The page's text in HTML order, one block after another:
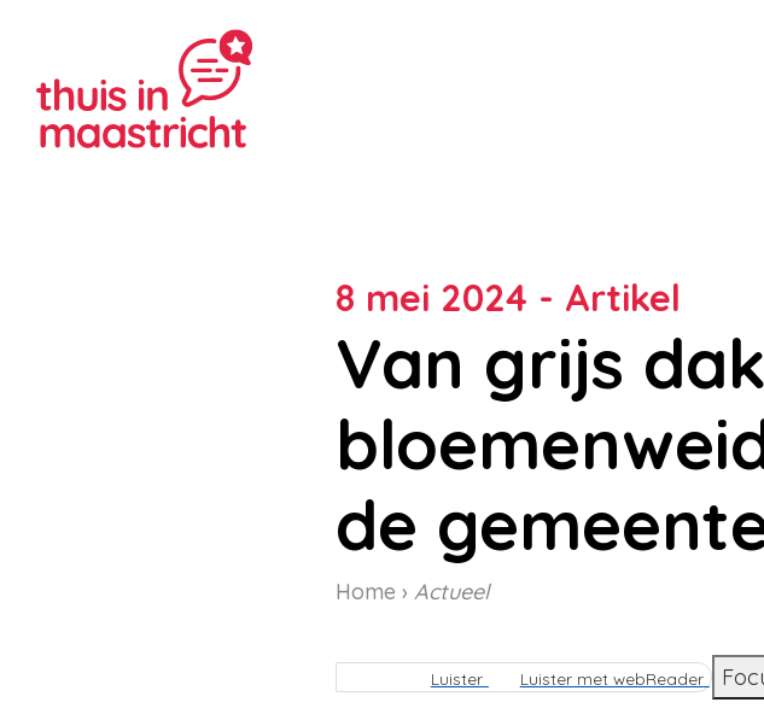
8 mei 2024 - Artikel
Van grijs
de
Kruimelpad
Home Actueel
Luister Luister met webReader